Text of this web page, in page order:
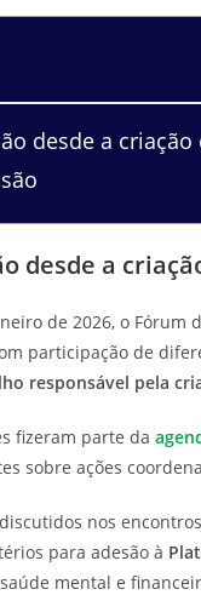
desde a criação
desde a
de 2026, o Fórum
participação de
responsável pela
fizeram parte da
sobre ações
nos
para adesão à
mental e